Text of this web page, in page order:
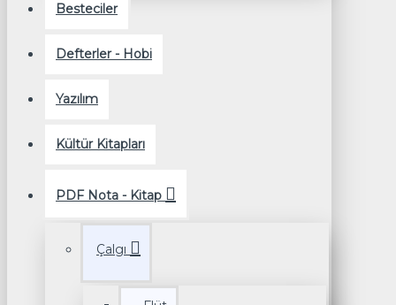
Besteciler
Defterler - Hobi
Yazılım
Kültür Kitapları
PDF Nota - Kitap
Çalgı